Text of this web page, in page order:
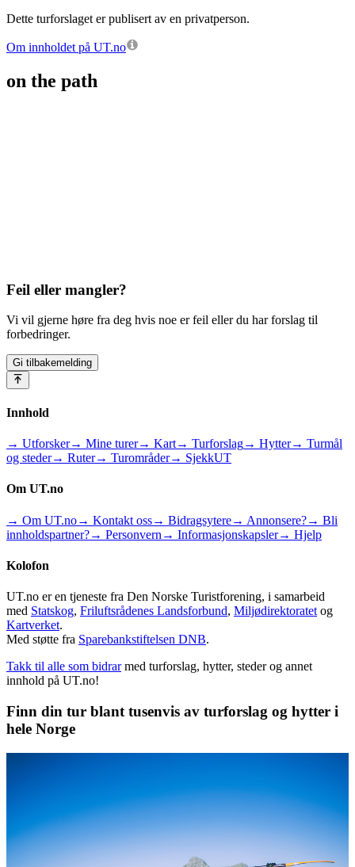
Dette turforslaget er publisert av en privatperson.
Om innholdet på UT.no
on the path
Feil eller mangler?
Vi vil gjerne høre fra deg hvis noe er feil eller du har forslag til
forbedringer.
Gi tilbakemelding
Innhold
→ Utforsker→ Mine turer→ Kart→ Turforslag→ Hytter→ Turmål
og steder→ Ruter→ Turområder→ SjekkUT
Om UT.no
→ Om UT.no→ Kontakt oss→ Bidragsytere→ Annonsere?→ Bli
innholdspartner?→ Personvern → Informasjonskapsler→ Hjelp
Kolofon
UT.no er en tjeneste fra Den Norske Turistforening, i samarbeid
med Statskog, Friluftsrådenes Landsforbund, Miljødirektoratet og
Kartverket.
Med støtte fra Sparebankstiftelsen DNB.
Takk til alle som bidrar med turforslag, hytter, steder og annet
innhold på UT.no!
Finn din tur blant tusenvis av turforslag og hytter i
hele Norge